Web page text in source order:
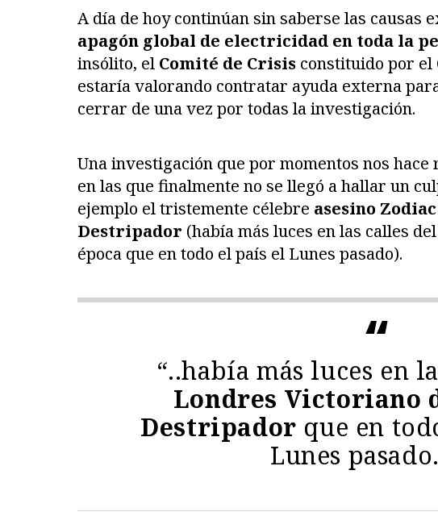
A día de hoy continúan sin saberse las causas
apagón global de electricidad en toda la
insólito, el Comité de Crisis constituido por el
estaría valorando contratar ayuda externa
cerrar de una vez por todas la investigación.
Una investigación que por momentos nos
en las que finalmente no se llegó a hallar un
ejemplo el tristemente célebre asesino Zodiac
Destripador (había más luces en las calles del
época que en todo el país el Lunes pasado).
“..había más luces en
Londres Victoriano
Destripador que en
Lunes